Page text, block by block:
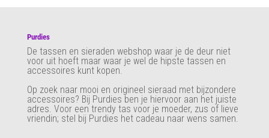
Purdies
De tassen en sieraden webshop waar je de deur niet
voor uit hoeft maar waar je wel de hipste tassen en
accessoires kunt kopen.
Op zoek naar mooi en origineel sieraad met bijzondere
accessoires? Bij Purdies ben je hiervoor aan het juiste
adres. Voor een trendy tas voor je moeder, zus of lieve
vriendin; stel bij Purdies het cadeau naar wens samen.